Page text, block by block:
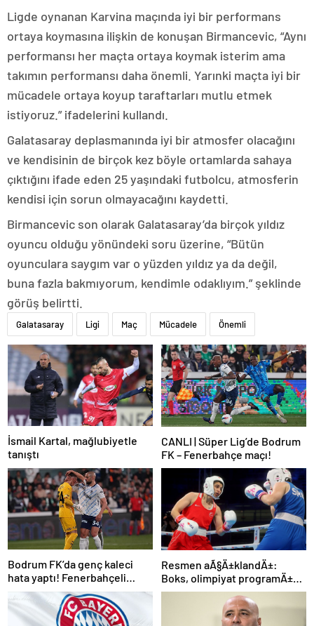
Ligde oynanan Karvina maçında iyi bir performans
ortaya koymasına ilişkin de konuşan Birmancevic, “Aynı
performansı her maçta ortaya koymak isterim ama
takımın performansı daha önemli. Yarınki maçta iyi bir
mücadele ortaya koyup taraftarları mutlu etmek
istiyoruz.” ifadelerini kullandı.
Galatasaray deplasmanında iyi bir atmosfer olacağını
ve kendisinin de birçok kez böyle ortamlarda sahaya
çıktığını ifade eden 25 yaşındaki futbolcu, atmosferin
kendisi için sorun olmayacağını kaydetti.
Birmancevic son olarak Galatasaray’da birçok yıldız
oyuncu olduğu yönündeki soru üzerine, “Bütün
oyunculara saygım var o yüzden yıldız ya da değil,
buna fazla bakmıyorum, kendimle odaklıyım.” şeklinde
görüş belirtti.
Galatasaray Ligi Maç Mücadele Önemli
İsmail Kartal, mağlubiyetle
tanıştı
CANLI | Süper Lig’de Bodrum
FK – Fenerbahçe maçı!
Bodrum FK’da genç kaleci
hata yaptı! Fenerbahçeli
futbolcular teselli etti
Resmen aÃ§Ä±klandÄ±:
Boks, olimpiyat programÄ±na
dahil edildi